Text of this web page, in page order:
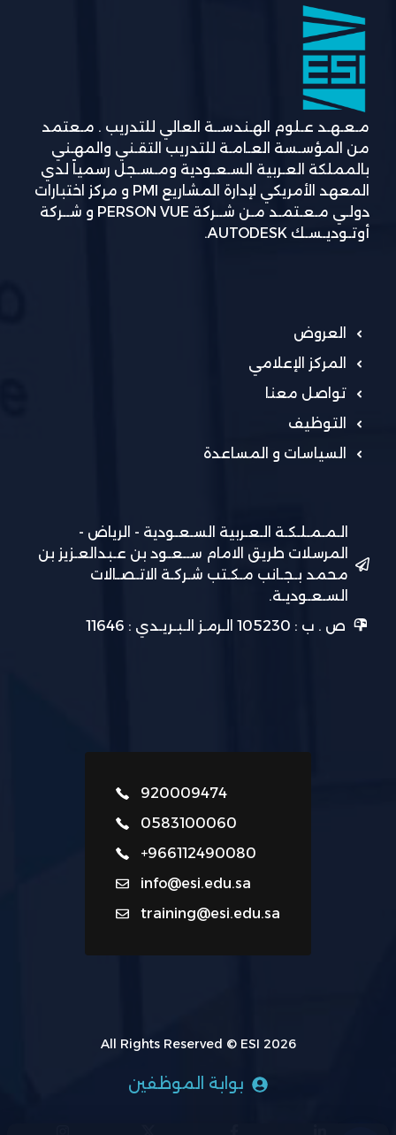
مـعـهـد عـلوم الهـندســة العالي للتدريب . مـعتمد
من المؤسـسة العـامـة للتدريب التقـني والمهـني
بالمملكة العـربية السـعـودية ومـسـجل رسمياً لدي
المعهد الأمريكي لإدارة المشاريع PMI و مركز اختبارات
دولـي مـعـتمـد مـن شــركة PERSON VUE و شــركة
أوتـوديـسـك AUTODESK.
العروض
المركز الإعلامي
تواصل معنا
التوظيف
السياسات و المساعدة
الـمـمـلـكـة الـعـربية السـعـودية - الرياض -
المرسلات طريق الامام ســعـود بن عـبدالعـزيز بن
محمد بـجـانب مـكـتب شـركـة الاتـصـالات
السـعـوديـة.
ص . ب : 105230 الـرمـز الـبـريـدي : 11646
920009474
0583100060
+966112490080
info@esi.edu.sa
training@esi.edu.sa
All Rights Reserved © ESI 2026
بوابة الموظفين